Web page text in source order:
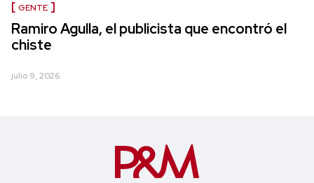
GENTE
Ramiro Agulla, el publicista que encontró el
chiste
julio 9, 2026